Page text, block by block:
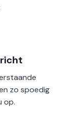
zo spoedig
op.